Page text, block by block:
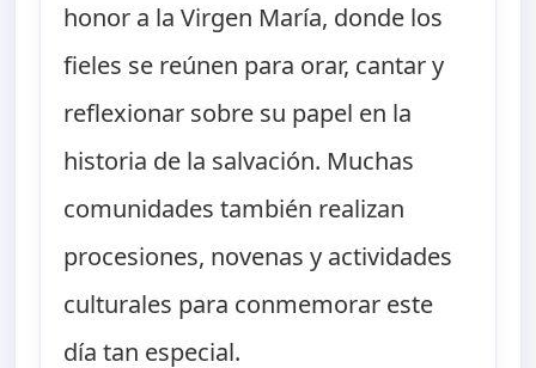
honor a la Virgen María, donde los
fieles se reúnen para orar, cantar y
reflexionar sobre su papel en la
historia de la salvación. Muchas
comunidades también realizan
procesiones, novenas y actividades
culturales para conmemorar este
día tan especial.